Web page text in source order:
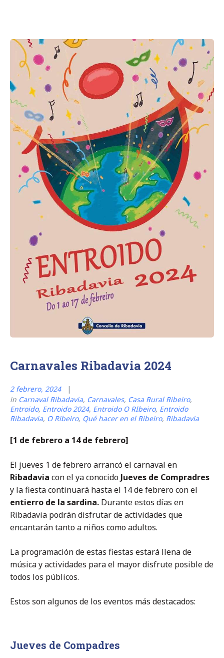
Carnavales Ribadavia 2024
2 febrero, 2024
in Carnaval Ribadavia, Carnavales, Casa Rural Ribeiro,
Entroido, Entroido 2024, Entroido O RIbeiro, Entroido
Ribadavia, O Ribeiro, Qué hacer en el Ribeiro, Ribadavia
[1 de febrero a 14 de febrero]
El jueves 1 de febrero arrancó el carnaval en
Ribadavia con el ya conocido Jueves de Compradres
y la fiesta continuará hasta el 14 de febrero con el
entierro de la sardina. Durante estos días en
Ribadavia podrán disfrutar de actividades que
encantarán tanto a niños como adultos.
La programación de estas fiestas estará llena de
música y actividades para el mayor disfrute posible de
todos los públicos.
Estos son algunos de los eventos más destacados:
Jueves de Compadres